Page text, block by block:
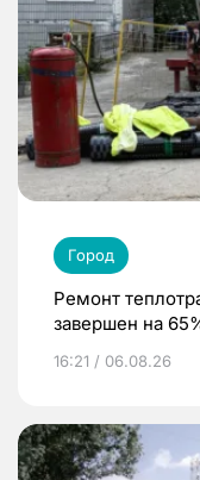
Город
Ремонт
завершен на
16:21 / 06.08.26